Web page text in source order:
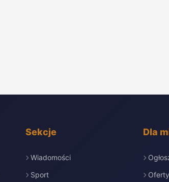
Sekcje
Wiadomości
Sport
Dla